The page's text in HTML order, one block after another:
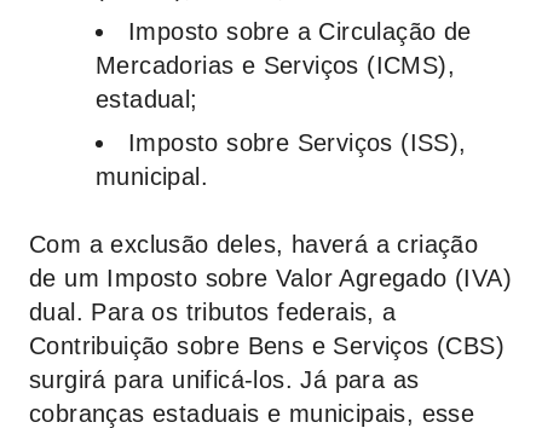
Imposto sobre a Circulação de
Mercadorias e Serviços (ICMS),
estadual;
Imposto sobre Serviços (ISS),
municipal.
Com a exclusão deles, haverá a criação
de um Imposto sobre Valor Agregado (IVA)
dual. Para os tributos federais, a
Contribuição sobre Bens e Serviços (CBS)
surgirá para unificá-los. Já para as
cobranças estaduais e municipais, esse